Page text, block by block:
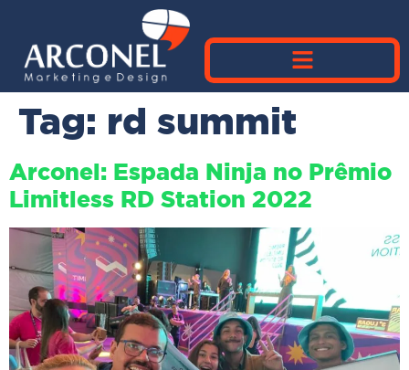
Tag: rd summit
Arconel: Espada Ninja no Prêmio
Limitless RD Station 2022